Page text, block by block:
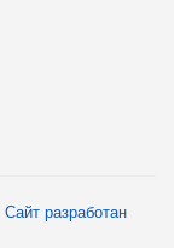
Сайт разработан